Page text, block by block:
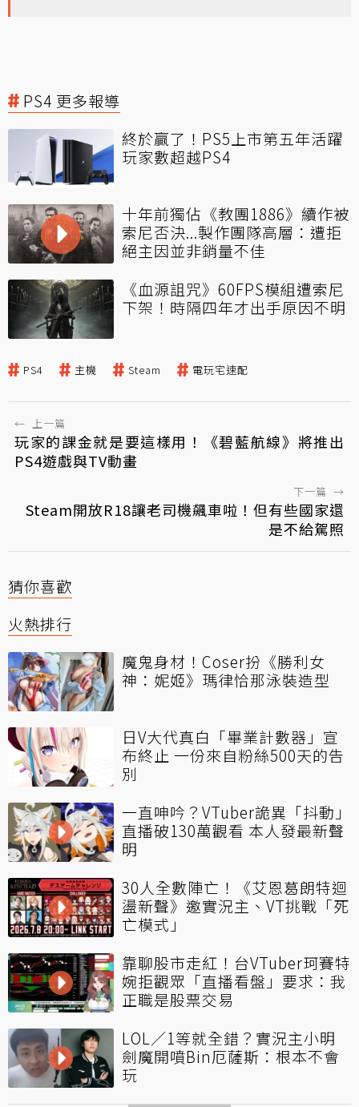
PS4 更多報導
終於贏了！PS5上市第五年活躍
玩家數超越PS4
十年前獨佔《教團1886》續作被
索尼否決...製作團隊高層：遭拒
絕主因並非銷量不佳
《血源詛咒》60FPS模組遭索尼
下架！時隔四年才出手原因不明
PS4 主機 Steam 電玩宅速配
← 上一篇
玩家的課金就是要這樣用！《碧藍航線》將推出
PS4遊戲與TV動畫
下一篇 →
Steam開放R18讓老司機飆車啦！但有些國家還
是不給駕照
猜你喜歡
火熱排行
魔鬼身材！Coser扮《勝利女
神：妮姬》瑪律恰那泳裝造型
日V大代真白「畢業計數器」宣
布終止 一份來自粉絲500天的告
別
一直呻吟？VTuber詭異「抖動」
直播破130萬觀看 本人發最新聲
明
30人全數陣亡！《艾恩葛朗特迴
盪新聲》邀實況主、VT挑戰「死
亡模式」
靠聊股市走紅！台VTuber珂賽特
婉拒觀眾「直播看盤」要求：我
正職是股票交易
LOL／1等就全錯？實況主小明
劍魔開噴Bin厄薩斯：根本不會
玩